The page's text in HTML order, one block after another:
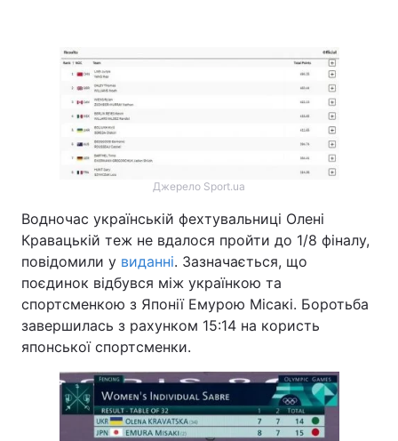
Джерело Sport.ua
Водночас українській фехтувальниці Олені
Кравацькій теж не вдалося пройти до 1/8 фіналу,
повідомили у виданні. Зазначається, що
поєдинок відбувся між українкою та
спортсменкою з Японії Емурою Місакі. Боротьба
завершилась з рахунком 15:14 на користь
японської спортсменки.